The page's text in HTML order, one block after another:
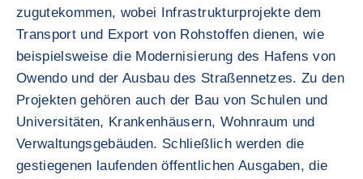
zugutekommen, wobei Infrastrukturprojekte dem
Transport und Export von Rohstoffen dienen, wie
beispielsweise die Modernisierung des Hafens von
Owendo und der Ausbau des Straßennetzes. Zu den
Projekten gehören auch der Bau von Schulen und
Universitäten, Krankenhäusern, Wohnraum und
Verwaltungsgebäuden. Schließlich werden die
gestiegenen laufenden öffentlichen Ausgaben, die